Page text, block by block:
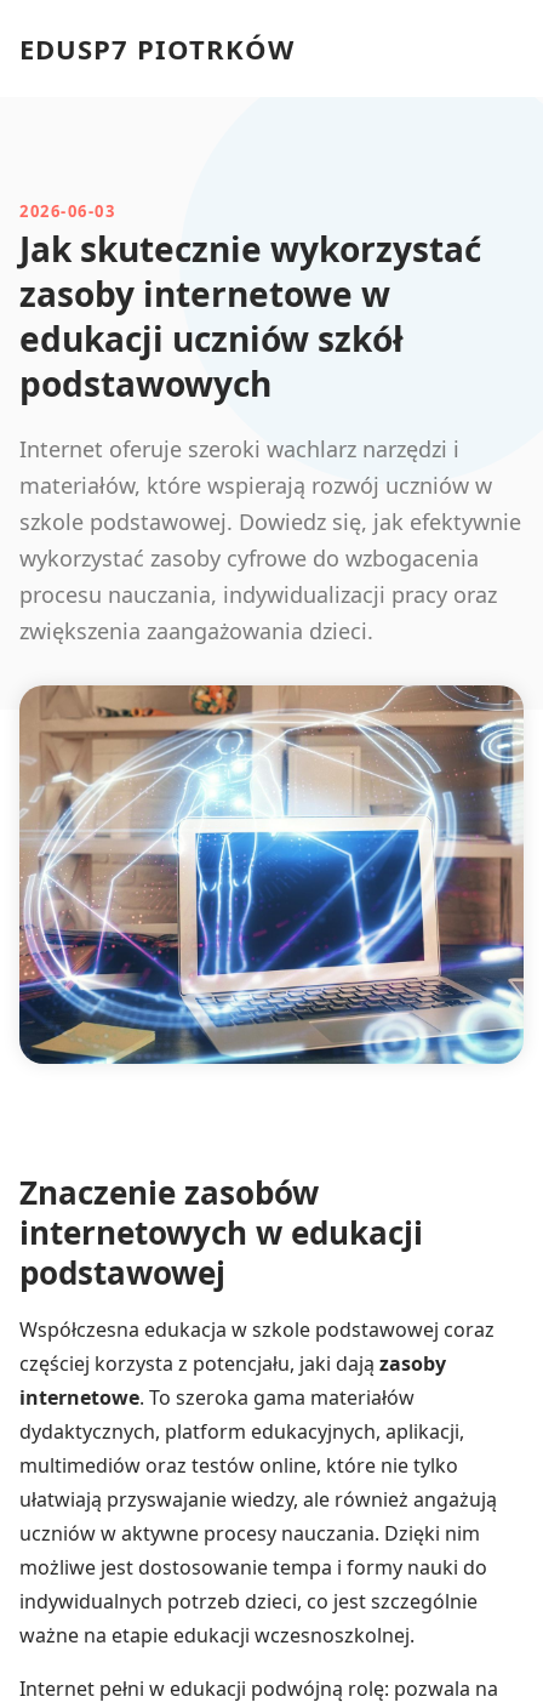
EDUSP7 PIOTRKÓW
2026-06-03
Jak skutecznie wykorzystać
zasoby internetowe w
edukacji uczniów szkół
podstawowych
Internet oferuje szeroki wachlarz narzędzi i
materiałów, które wspierają rozwój uczniów w
szkole podstawowej. Dowiedz się, jak efektywnie
wykorzystać zasoby cyfrowe do wzbogacenia
procesu nauczania, indywidualizacji pracy oraz
zwiększenia zaangażowania dzieci.
Znaczenie zasobów
internetowych w edukacji
podstawowej
Współczesna edukacja w szkole podstawowej coraz
częściej korzysta z potencjału, jaki dają zasoby
internetowe. To szeroka gama materiałów
dydaktycznych, platform edukacyjnych, aplikacji,
multimediów oraz testów online, które nie tylko
ułatwiają przyswajanie wiedzy, ale również angażują
uczniów w aktywne procesy nauczania. Dzięki nim
możliwe jest dostosowanie tempa i formy nauki do
indywidualnych potrzeb dzieci, co jest szczególnie
ważne na etapie edukacji wczesnoszkolnej.
Internet pełni w edukacji podwójną rolę: pozwala na